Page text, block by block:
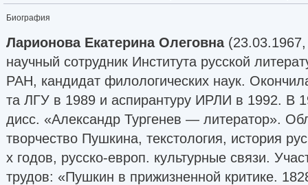
Биография
Ларионова Екатерина Олеговна
научный сотрудник Института русской
РАН, кандидат филологических наук.
та ЛГУ в 1989 и аспирантуру ИРЛИ в 1992. В
дисс. «Александр Тургенев — литератор».
творчество Пушкина, текстология, история
х годов, русско-европ. культурные связи.
трудов: «Пушкин в прижизненной критике.